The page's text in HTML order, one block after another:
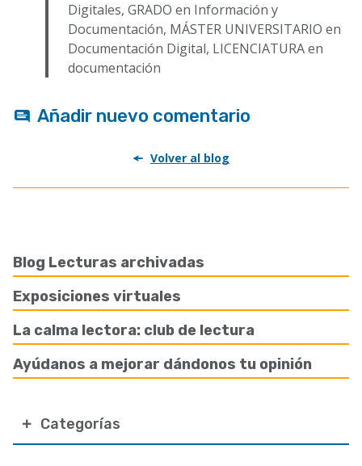
Blog Lecturas archivadas
Exposiciones virtuales
La calma lectora: club de lectura
Ayúdanos a mejorar dándonos tu opinión
Categorías
Digitales, GRADO en Información y
Documentación, MÁSTER UNIVERSITARIO en
Documentación Digital, LICENCIATURA en
documentación
Añadir nuevo comentario
Volver al blog